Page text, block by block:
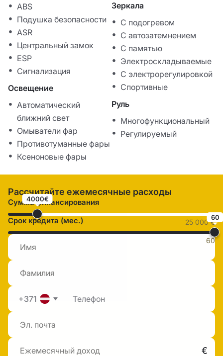
ABS
Подушка безопасности
ASR
Центральный замок
ESP
Сигнализация
Освещение
Автоматический
ближний свет
Омыватели фар
Противотуманные фары
Ксеноновые фары
Зеркала
С подогревом
С автозатемнением
С памятью
Электроскладываемые
С электрорегулировкой
Спортивные
Руль
Многофункциональный
Регулируемый
Рассчитайте ежемесячные расходы
Сумма финансирования
4000€
25 000 €
Срок кредита (мес.) 60
60
+371